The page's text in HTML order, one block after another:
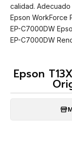
calidad.
Epson WorkForce
EP-C7000DW
EP-C7000DW
Epson